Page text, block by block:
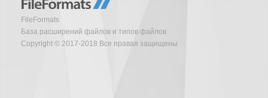
FileFormats
База расширений файлов и типов файлов
Copyright © 2017-2018 Все правая защищены